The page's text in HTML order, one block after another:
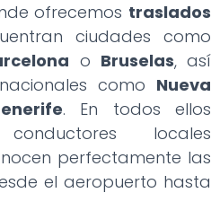
ofrecemos traslados
ciudades como
o Bruselas, así
como Nueva
. En todos ellos
locales
perfectamente las
el aeropuerto hasta